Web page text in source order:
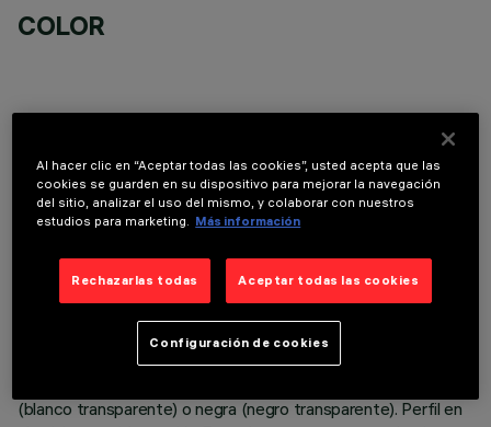
COLOR
DATOS TÉCNICOS
ÚLTIMA ACTUALIZACIÓN: 06/08/2026
(30%) con lámparas led monocromáticas Neutral White
CRI90. Óptica Down General Light Space Opti-Diamond
(blanco transparente) o negra (negro transparente). Perfil en
Al hacer clic en “Aceptar todas las cookies”, usted acepta que las
cookies se guarden en su dispositivo para mejorar la navegación
del sitio, analizar el uso del mismo, y colaborar con nuestros
estudios para marketing.
Más información
Rechazarlas todas Aceptar todas las cookies
Configuración de cookies